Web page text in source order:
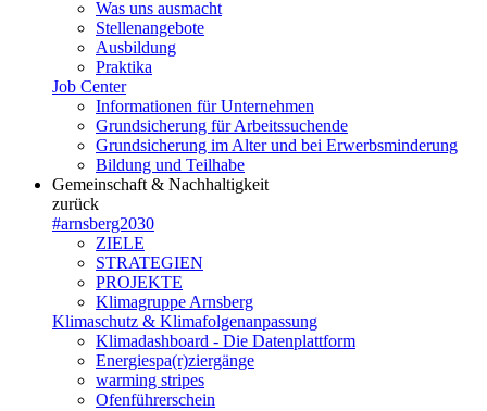
Was uns ausmacht
Stellenangebote
Ausbildung
Praktika
Job Center
Informationen für Unternehmen
Grundsicherung für Arbeitssuchende
Grundsicherung im Alter und bei Erwerbsminderung
Bildung und Teilhabe
Gemeinschaft & Nachhaltigkeit
zurück
#arnsberg2030
ZIELE
STRATEGIEN
PROJEKTE
Klimagruppe Arnsberg
Klimaschutz & Klimafolgenanpassung
Klimadashboard - Die Datenplattform
Energiespa(r)ziergänge
warming stripes
Ofenführerschein